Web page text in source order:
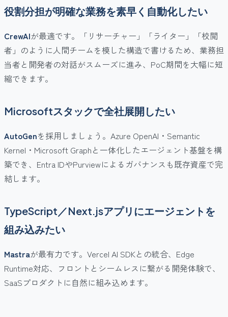
役割分担が明確な業務を素早く自動化したい
CrewAIが最適です。「リサーチャー」「ライター」「校閲
者」のように人間チームを模した構造で書けるため、業務担
当者と開発者の対話がスムーズに進み、PoC期間を大幅に短
縮できます。
Microsoftスタックで全社展開したい
AutoGenを採用しましょう。Azure OpenAI・Semantic
Kernel・Microsoft Graphと一体化したエージェント基盤を構
築でき、Entra IDやPurviewによるガバナンスも既存資産で完
結します。
TypeScript／Next.jsアプリにエージェントを
組み込みたい
Mastraが最有力です。Vercel AI SDKとの統合、Edge
Runtime対応、フロントとシームレスに繋がる開発体験で、
SaaSプロダクトに自然に組み込めます。